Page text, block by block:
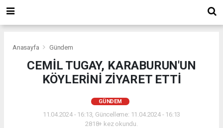
Anasayfa Gündem
CEMİL TUGAY, KARABURUN'UN
KÖYLERİNİ ZİYARET ETTİ
GÜNDEM
11.04.2024 - 16:13, Güncelleme: 11.04.2024 - 16:13
2818+ kez okundu.